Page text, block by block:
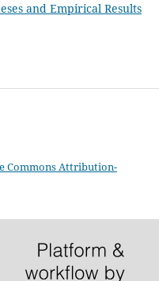
and Empirical Results
Commons Attribution-